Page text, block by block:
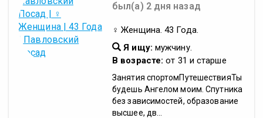
был(а) 2 дня назад
♀ Женщина. 43 Года.
Я ищу: мужчину.
В возрасте: от 31 и старше
Занятия спортомПутешествияТы
будешь Ангелом моим. Спутника
без зависимостей, образование
высшее, дв...